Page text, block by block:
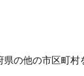
の他の市区町村